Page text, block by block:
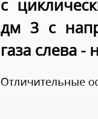
с
дм 3 с
газа слева -
Отличительные